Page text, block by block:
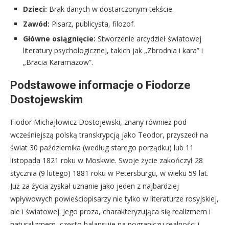
Dzieci: Brak danych w dostarczonym tekście.
Zawód: Pisarz, publicysta, filozof.
Główne osiągnięcie: Stworzenie arcydzieł światowej
literatury psychologicznej, takich jak „Zbrodnia i kara” i
„Bracia Karamazow”.
Podstawowe informacje o Fiodorze
Dostojewskim
Fiodor Michajłowicz Dostojewski, znany również pod
wcześniejszą polską transkrypcją jako Teodor, przyszedł na
świat 30 października (według starego porządku) lub 11
listopada 1821 roku w Moskwie. Swoje życie zakończył 28
stycznia (9 lutego) 1881 roku w Petersburgu, w wieku 59 lat.
Już za życia zyskał uznanie jako jeden z najbardziej
wpływowych powieściopisarzy nie tylko w literaturze rosyjskiej,
ale i światowej. Jego proza, charakteryzująca się realizmem i